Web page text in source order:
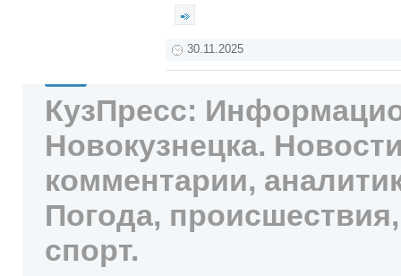
30.11.2025
КузПресс:
Новокузнецка.
комментарии,
Погода,
спорт.